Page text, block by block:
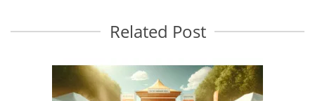
Related Post